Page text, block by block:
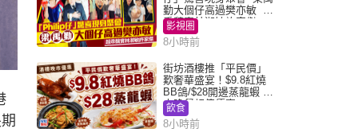
勤大個仔高過樊亦敏 超
乖黐實林淑敏許家傑
影視圈
8小時前
街坊酒樓推「平民價」
歎奢華盛宴！$9.8紅燒
BB鴿/$28開邊蒸龍蝦 3
大晚餐超值優惠
飲食
8小時前